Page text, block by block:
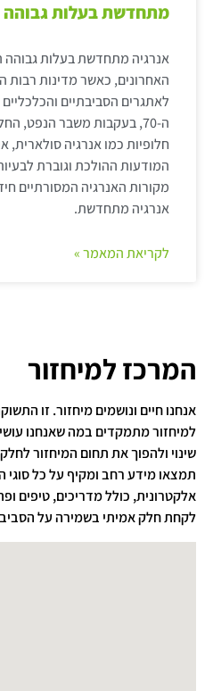
מתחדשת בעלות גבוהה
אנרגיה מתחדשת בעלות
האחרונים, כאשר מדינות רבות
לאתגרים הסביבתיים
ה-70, בעקבות משבר הנפט,
חלופיות כמו אנרגיה סולארית,
המודעות ההולכת וגוברת
מקורות האנרגיה המסורתיים
אנרגיה מתחדשת.
לקריאת המאמר »
המרכז למיחזור
אנחנו חיים ונושמים מיחזור. זו
למיחזור מתמקדים במה שאנחנו
שינוי ולהפוך את תחום המיחזור
תמצאו מידע רחב ומקיף על כל סוגי
אלקטרונית, כולל מדריכים, טיפים
לקחת חלק אמיתי בשמירה על